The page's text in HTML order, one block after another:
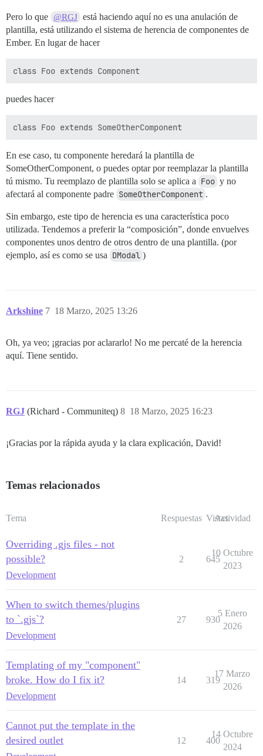
Pero lo que @RGJ está haciendo aquí no es una anulación de
plantilla, está utilizando el sistema de herencia de componentes de
Ember. En lugar de hacer
puedes hacer
En ese caso, tu componente heredará la plantilla de
SomeOtherComponent, o puedes optar por reemplazar la plantilla
tú mismo. Tu reemplazo de plantilla solo se aplica a Foo y no
afectará al componente padre SomeOtherComponent .
Sin embargo, este tipo de herencia es una característica poco
utilizada. Tendemos a preferir la “composición”, donde envuelves
componentes unos dentro de otros dentro de una plantilla. (por
ejemplo, así es como se usa DModal )
Arkshine 18 Marzo, 2025 13:26
7
Oh, ya veo; ¡gracias por aclararlo! No me percaté de la herencia
aquí. Tiene sentido.
RGJ (Richard - Communiteq) 18 Marzo, 2025 16:23
8
¡Gracias por la rápida ayuda y la clara explicación, David!
Temas relacionados
Tema Respuestas Vistas
Actividad
Overriding .gjs files - not
possible?
Development
2 645
10 Octubre
2023
When to switch themes/plugins
to `.gjs`?
Development
27 930
5 Enero
2026
Templating of my "component"
broke. How do I fix it?
Development
14 319
17 Marzo
2026
Cannot put the template in the
desired outlet
12 400
14 Octubre
2024